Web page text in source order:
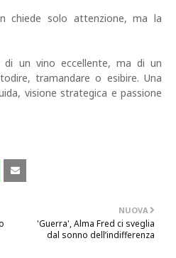
chiede solo attenzione, ma la
un vino eccellente, ma di un
tramandare o esibire. Una
visione strategica e passione
NUOVA
'Guerra', Alma Fred ci sveglia
dal sonno dell’indifferenza